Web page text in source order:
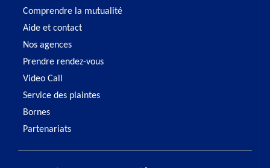
Comprendre la mutualité
Aide et contact
Nos agences
Prendre rendez-vous
Video Call
Service des plaintes
Bornes
Partenariats